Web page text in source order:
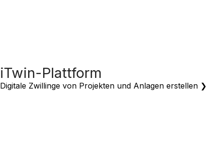
iTwin-Plattform
Digitale Zwillinge von Projekten und Anlagen erstellen ❯